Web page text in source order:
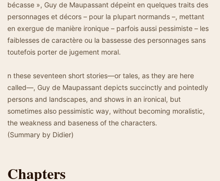
bécasse », Guy de Maupassant dépeint en quelques traits des
personnages et décors – pour la plupart normands –, mettant
en exergue de manière ironique – parfois aussi pessimiste – les
faiblesses de caractère ou la bassesse des personnages sans
toutefois porter de jugement moral.
n these seventeen short stories—or tales, as they are here
called—, Guy de Maupassant depicts succinctly and pointedly
persons and landscapes, and shows in an ironical, but
sometimes also pessimistic way, without becoming moralistic,
the weakness and baseness of the characters.
(Summary by Didier)
Chapters